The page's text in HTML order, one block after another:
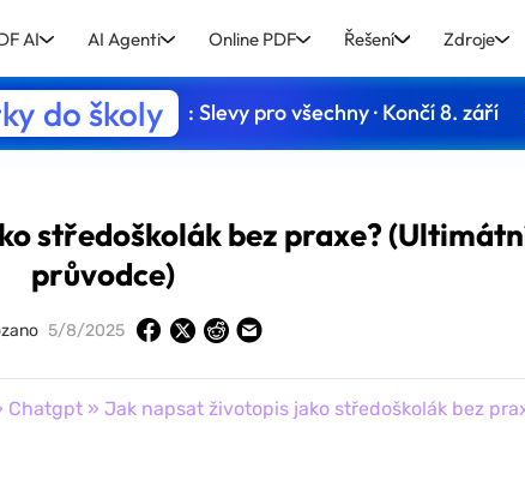
AI AI Agenti Online PDF Řešení Zdroje
do školy : Slevy pro všechny · Končí 8. září
středoškolák bez praxe?
průvodce)
5/8/2025
Chatgpt» Jak napsat životopis jako středoškolák bez